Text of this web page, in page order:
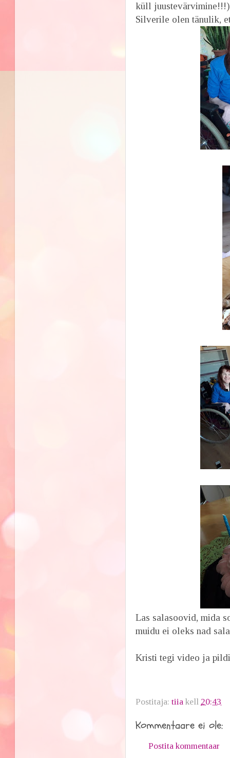
küll
Silverile olen tänulik,
Las salasoovid, mida
muidu ei oleks nad
Kristi tegi video ja
Postitaja:tiia kell 20:43
Kommentaare ei ole:
Postita kommentaar